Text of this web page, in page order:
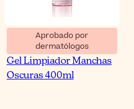
Aprobado por
dermatólogos
Eucerin Anti-Pigment
Gel Limpiador Manchas
Oscuras 400ml